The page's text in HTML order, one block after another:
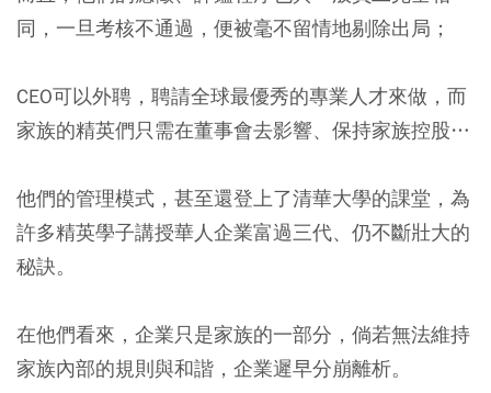
同，一旦考核不通過，便被毫不留情地剔除出局；
CEO可以外聘，聘請全球最優秀的專業人才來做，而
家族的精英們只需在董事會去影響、保持家族控股…
他們的管理模式，甚至還登上了清華大學的課堂，為
許多精英學子講授華人企業富過三代、仍不斷壯大的
秘訣。
在他們看來，企業只是家族的一部分，倘若無法維持
家族內部的規則與和諧，企業遲早分崩離析。